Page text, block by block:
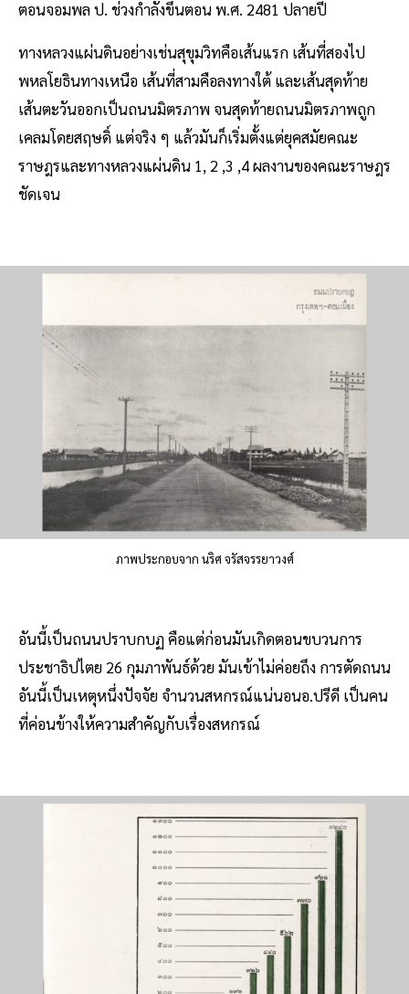
ตอนจอมพล ป. ช่วงกำลังขึ้นตอน พ.ศ. 2481 ปลายปี
ทางหลวงแผ่นดินอย่างเช่นสุขุมวิทคือเส้นแรก เส้นที่สองไป
พหลโยธินทางเหนือ เส้นที่สามคือลงทางใต้ และเส้นสุดท้าย
เส้นตะวันออกเป็นถนนมิตรภาพ จนสุดท้ายถนนมิตรภาพถูก
เคลมโดยสฤษดิ์ แต่จริง ๆ แล้วมันก็เริ่มตั้งแต่ยุคสมัยคณะ
ราษฎรและทางหลวงแผ่นดิน 1, 2 ,3 ,4 ผลงานของคณะราษฎร
ชัดเจน
ภาพประกอบจาก นริศ จรัสจรรยาวงศ์
อันนี้เป็นถนนปราบกบฏ คือแต่ก่อนมันเกิดตอนขบวนการ
ประชาธิปไตย 26 กุมภาพันธ์ด้วย มันเข้าไม่ค่อยถึง การตัดถนน
อันนี้เป็นเหตุหนึ่งปัจจัย จำนวนสหกรณ์แน่นอนอ.ปรีดี เป็นคน
ที่ค่อนข้างให้ความสำคัญกับเรื่องสหกรณ์